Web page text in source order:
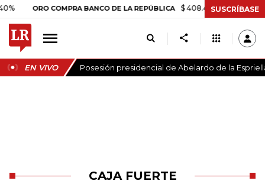
ORO COMPRA BANCO DE LA REPÚBLICA $ 408.498,97 +$ 8.753,81
SUSCRÍBASE
EN VIVO Posesión presidencial de Abelardo de la
CAJA FUERTE